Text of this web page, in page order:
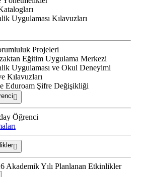
Uygulaması Kılavuzları
Projeleri
Eğitim Uygulama Merkezi
Uygulaması ve Okul Deneyimi
Kılavuzları
Eduroam Şifre Değişikliği
Öğrenci
Akademik Yılı Planlanan Etkinlikler